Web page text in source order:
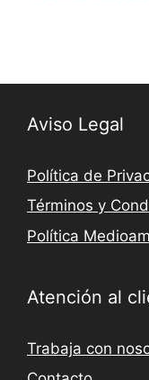
Aviso Legal
Política de
Términos y
Política
Atención al
Trabaja con